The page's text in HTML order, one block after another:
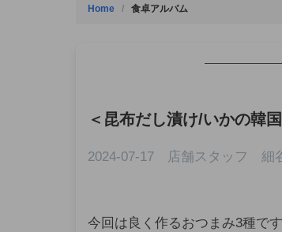
Home 食卓アルバム
＜ 昆布だし漬け/いかの韓
2024-07-17 店舗スタッフ 細
今回は良く作るおつまみ3種です